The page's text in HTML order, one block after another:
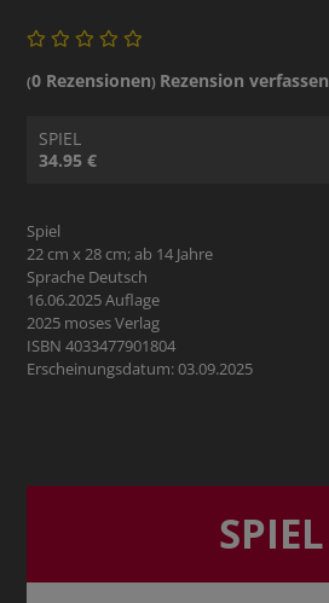
(0 Rezensionen) Rezension verfassen
SPIEL
34.95 €
Spiel
22 cm x 28 cm; ab 14 Jahre
Sprache Deutsch
16.06.2025 Auflage
2025 moses Verlag
ISBN 4033477901804
Erscheinungsdatum: 03.09.2025
SPIEL